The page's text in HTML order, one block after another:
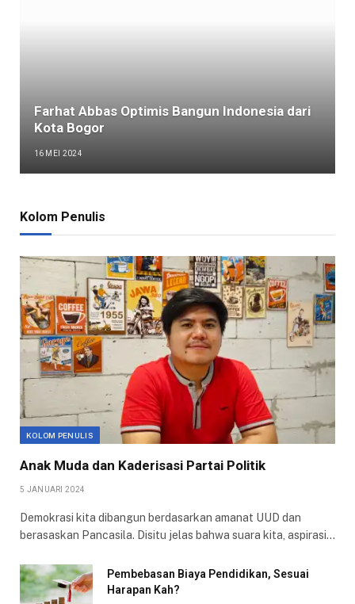
Farhat Abbas Optimis Bangun Indonesia dari
Kota Bogor
16 MEI 2024
Kolom Penulis
KOLOM PENULIS
Anak Muda dan Kaderisasi Partai Politik
5 JANUARI 2024
Demokrasi kita dibangun berdasarkan amanat UUD dan
berasaskan Pancasila. Disitu jelas bahwa suara kita, aspirasi…
Pembebasan Biaya Pendidikan, Sesuai
Harapan Kah?